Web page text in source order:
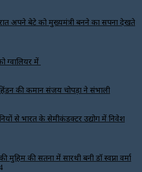
रात अपने बेटे को मुख्यमंत्री बनने का सपना देखते
ग्वालियर में
की कमान संजय चोपड़ा ने संभाली
से भारत के सेमीकंडक्टर उद्योग में निवेश
मुहिम की सतना में सारथी बनी डाॅ स्वप्ना वर्मा